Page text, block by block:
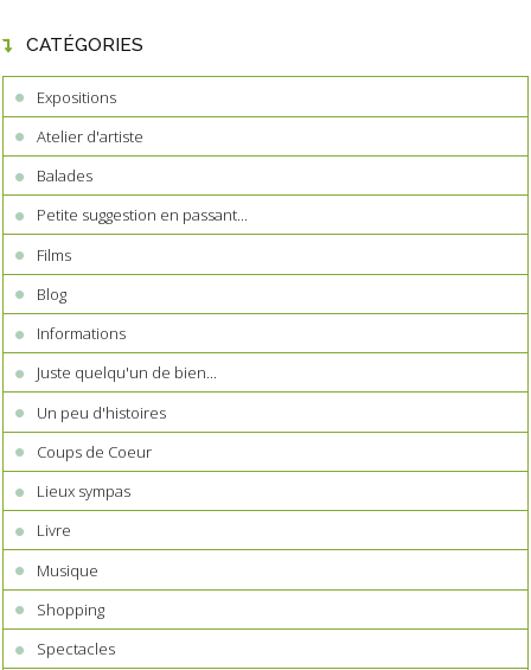
CATÉGORIES
Expositions
Atelier d'artiste
Balades
Petite suggestion en passant...
Films
Blog
Informations
Juste quelqu'un de bien...
Un peu d'histoires
Coups de Coeur
Lieux sympas
Livre
Musique
Shopping
Spectacles